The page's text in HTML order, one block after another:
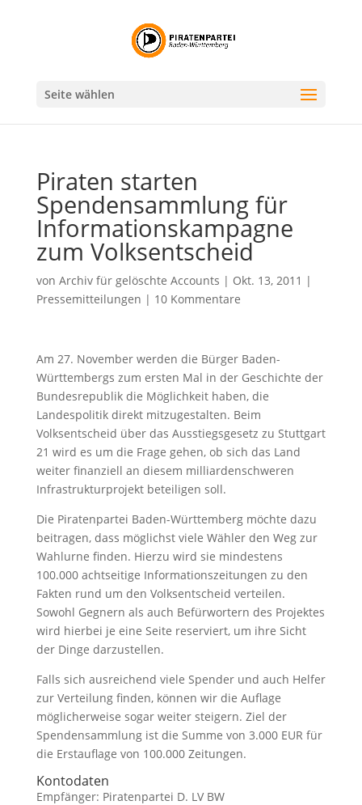
Seite wählen
Piraten starten
Spendensammlung für
Informationskampagne
zum Volksentscheid
von Archiv für gelöschte Accounts | Okt. 13, 2011 |
Pressemitteilungen | 10 Kommentare
Am 27. November werden die Bürger Baden-
Württembergs zum ersten Mal in der Geschichte der
Bundesrepublik die Möglichkeit haben, die
Landespolitik direkt mitzugestalten. Beim
Volksentscheid über das Ausstiegsgesetz zu Stuttgart
21 wird es um die Frage gehen, ob sich das Land
weiter finanziell an diesem milliardenschweren
Infrastrukturprojekt beteiligen soll.
Die Piratenpartei Baden-Württemberg möchte dazu
beitragen, dass möglichst viele Wähler den Weg zur
Wahlurne finden. Hierzu wird sie mindestens
100.000 achtseitige Informationszeitungen zu den
Fakten rund um den Volksentscheid verteilen.
Sowohl Gegnern als auch Befürwortern des Projektes
wird hierbei je eine Seite reserviert, um ihre Sicht
der Dinge darzustellen.
Falls sich ausreichend viele Spender und auch Helfer
zur Verteilung finden, können wir die Auflage
möglicherweise sogar weiter steigern. Ziel der
Spendensammlung ist die Summe von 3.000 EUR für
die Erstauflage von 100.000 Zeitungen.
Kontodaten
Empfänger: Piratenpartei D. LV BW